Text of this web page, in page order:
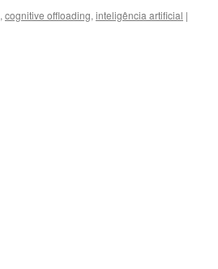
, cognitive offloading, inteligência artificial |